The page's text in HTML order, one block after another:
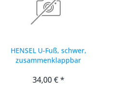
HENSEL U-Fuß, schwer,
zusammenklappbar
34,00 € *